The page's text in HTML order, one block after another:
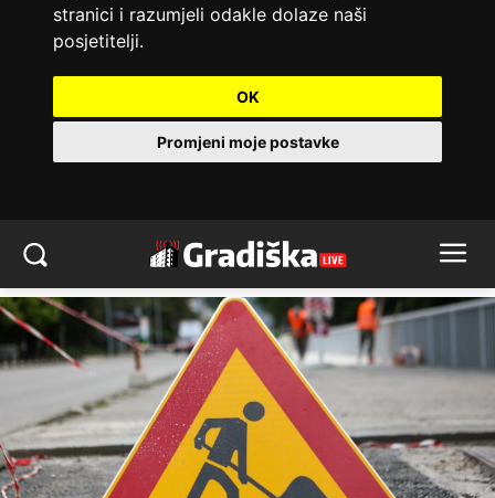
stranici i razumjeli odakle dolaze naši
posjetitelji.
OK
Promjeni moje postavke